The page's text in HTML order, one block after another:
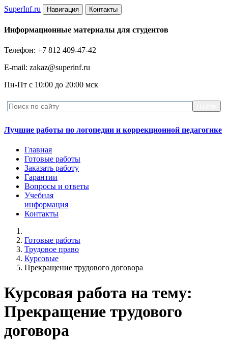
SuperInf.ru Навигация Контакты
Информационные материалы для студентов
Телефон: +7 812 409-47-42
E-mail: zakaz@superinf.ru
Пн-Пт с 10:00 до 20:00 мск
Лучшие работы по логопедии и коррекционной педагогике
Главная
Готовые работы
Заказать работу
Гарантии
Вопросы и ответы
Учебная
информация
Контакты
Готовые работы
Трудовое право
Курсовые
Прекращение трудового договора
Курсовая работа на тему:
Прекращение трудового
договора